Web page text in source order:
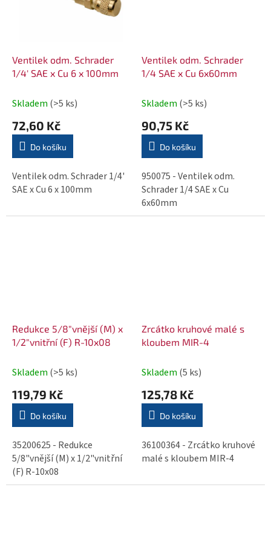
Ventilek odm. Schrader
1/4' SAE x Cu 6 x 100mm
Skladem (>5 ks)
72,60 Kč
Do košíku
Ventilek odm. Schrader 1/4'
SAE x Cu 6 x 100mm
Ventilek odm. Schrader
1/4 SAE x Cu 6x60mm
Skladem (>5 ks)
90,75 Kč
Do košíku
950075 - Ventilek odm.
Schrader 1/4 SAE x Cu
6x60mm
Redukce 5/8"vnější (M) x
1/2"vnitřní (F) R-10x08
Skladem (>5 ks)
119,79 Kč
Do košíku
35200625 - Redukce
5/8"vnější (M) x 1/2"vnitřní
(F) R-10x08
Zrcátko kruhové malé s
kloubem MIR-4
Skladem (5 ks)
125,78 Kč
Do košíku
36100364 - Zrcátko kruhové
malé s kloubem MIR-4